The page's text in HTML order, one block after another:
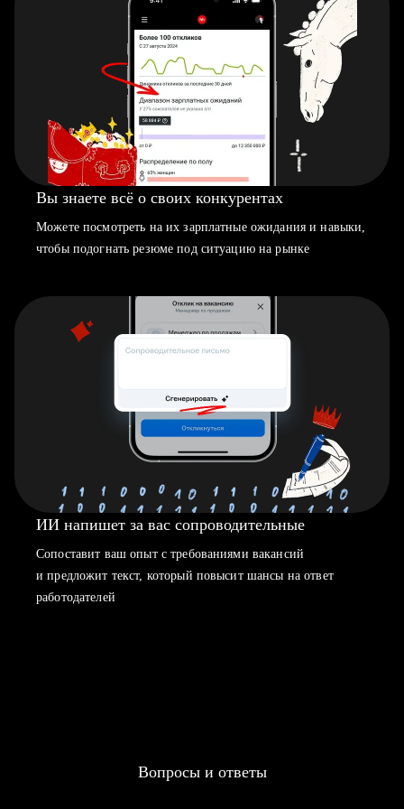
Вы знаете всё о своих конкурентах
Можете посмотреть на их зарплатные ожидания и навыки,
чтобы подогнать резюме под ситуацию на рынке
ИИ напишет за вас сопроводительные
Сопоставит ваш опыт с требованиями вакансий
и предложит текст, который повысит шансы на ответ
работодателей
Вопросы и ответы